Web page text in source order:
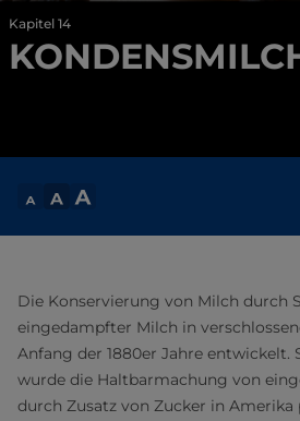
Kapitel 14
Die Konservierung von Milch durch
eingedampfter Milch in
Anfang der 1880er Jahre entwickelt.
wurde die Haltbarmachung von
durch Zusatz von Zucker in